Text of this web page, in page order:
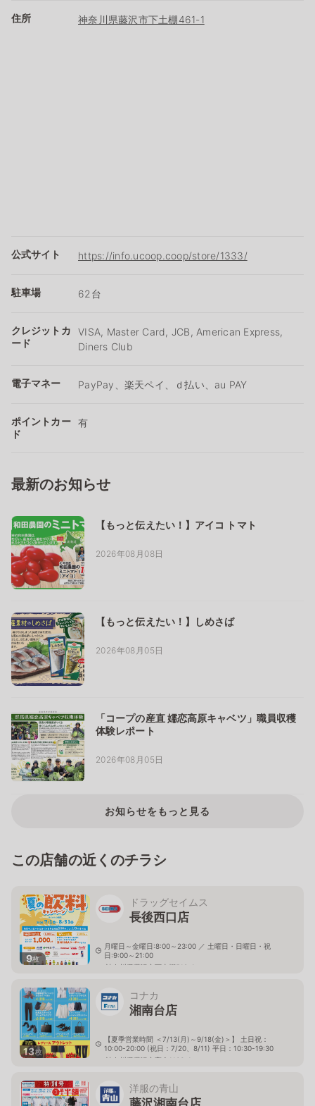
住所 神奈川県藤沢市下土棚461-1
公式サイト https://info.ucoop.coop/store/1333/
駐車場 62台
クレジットカ
ード
VISA, Master Card, JCB, American Express,
Diners Club
電子マネー PayPay、楽天ペイ、ｄ払い、au PAY
ポイントカー
ド
有
最新のお知らせ
【もっと伝えたい！】アイコ トマト
2026年08月08日
【もっと伝えたい！】しめさば
2026年08月05日
「コープの産直 嬬恋高原キャベツ」職員収穫
体験レポート
2026年08月05日
お知らせをもっと見る
この店舗の近くのチラシ
9枚
ドラッグセイムス
長後西口店
月曜日～金曜日:8:00～23:00 ／ 土曜日・日曜日・祝
日:9:00～21:00
神奈川県藤沢市下土棚510-1
13枚
コナカ
湘南台店
【夏季営業時間 ＜7/13(月)～9/18(金)＞】 土日祝：
10:00-20:00 (祝日：7/20、8/11) 平日：10:30-19:30
神奈川県藤沢市高倉1166-1
洋服の青山
藤沢湘南台店